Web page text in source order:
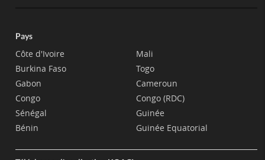
Pays
Côte d'Ivoire
Burkina Faso
Gabon
Congo
Sénégal
Bénin
Mali
Togo
Cameroun
Congo (RDC)
Guinée
Guinée Equatorial